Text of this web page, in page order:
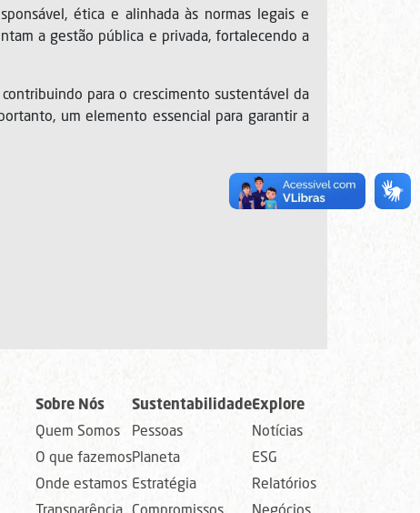
ética e alinhada às normas legais e
a gestão pública e privada, fortalecendo a
para o crescimento sustentável da
um elemento essencial para garantir a
Sobre Nós
Quem Somos
O que fazemos
Onde estamos
Sustentabilidade
Pessoas
Planeta
Estratégia
Explore
Notícias
ESG
Relatórios